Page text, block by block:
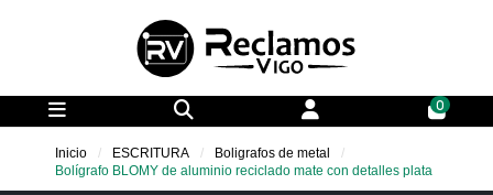
0
Inicio ESCRITURA
Boligrafos de metal
Bolígrafo BLOMY de aluminio reciclado mate con detalles plata